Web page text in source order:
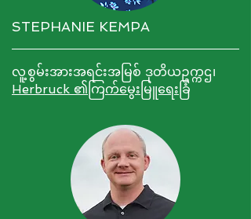
STEPHANIE KEMPA
လူ့စွမ်းအားအရင်းအမြစ် ဒုတိယဥက္ကဌ၊
Herbruck ၏ကြက်မွေးမြူရေးခြံ